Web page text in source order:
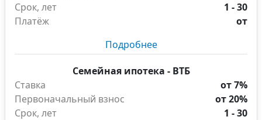
Срок, лет
1 - 30
Платёж
от
Подробнее
Семейная ипотека - ВТБ
Ставка
от 7%
Первоначальный взнос
от 20%
Срок, лет
1 - 30